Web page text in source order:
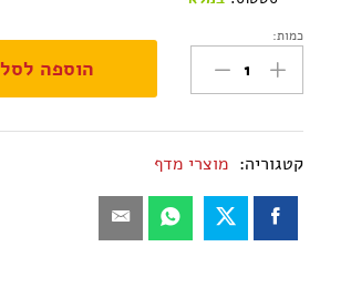
שישיית
קרלסברג
כמות:
הוספה לסל
קטגוריה: מוצרי מדף